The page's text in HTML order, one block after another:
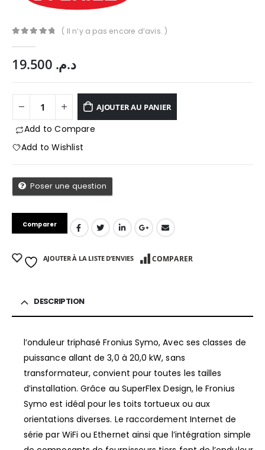
( Il n’y a pas encore d’avis. )
د.م.
AJOUTER AU PANIER
Add to Compare
Add to Wishlist
Poser une question
Comparer
AJOUTER À LA LISTE D’ENVIES COMPARER
DESCRIPTION
l’onduleur triphasé Fronius Symo, Avec ses classes de
puissance allant de 3,0 à 20,0 kW, sans
transformateur, convient pour toutes les tailles
d’installation. Grâce au SuperFlex Design, le Fronius
Symo est idéal pour les toits tortueux ou aux
orientations diverses. Le raccordement Internet de
série par WiFi ou Ethernet ainsi que l’intégration simple